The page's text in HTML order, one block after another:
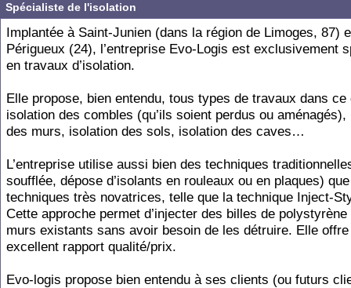
Spécialiste de l'isolation
Implantée à Saint-Junien (dans la région de Limoges, 87)
Périgueux (24), l’entreprise Evo-Logis est exclusivement
en travaux d’isolation.
Elle propose, bien entendu, tous types de travaux dans ce
isolation des combles (qu’ils soient perdus ou aménagés),
des murs, isolation des sols, isolation des caves…
L’entreprise utilise aussi bien des techniques
soufflée, dépose d’isolants en rouleaux ou en plaques)
techniques très novatrices, telle que la technique Inject-
Cette approche permet d’injecter des billes de
murs existants sans avoir besoin de les détruire. Elle
excellent rapport qualité/prix.
Evo-logis propose bien entendu à ses clients (ou futurs